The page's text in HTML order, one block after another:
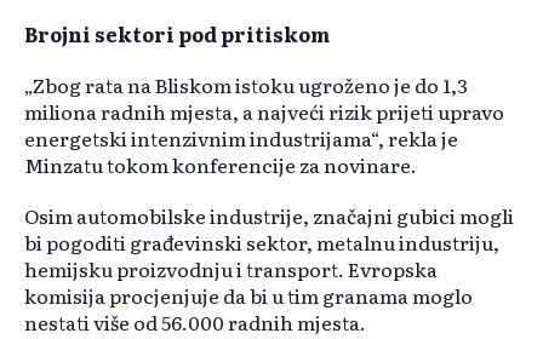
Brojni sektori pod pritiskom
„Zbog rata na Bliskom istoku ugroženo je do 1,3
miliona radnih mjesta, a najveći rizik prijeti upravo
energetski intenzivnim industrijama“, rekla je
Minzatu tokom konferencije za novinare.
Osim automobilske industrije, značajni gubici mogli
bi pogoditi građevinski sektor, metalnu industriju,
hemijsku proizvodnju i transport. Evropska
komisija procjenjuje da bi u tim granama moglo
nestati više od 56.000 radnih mjesta.